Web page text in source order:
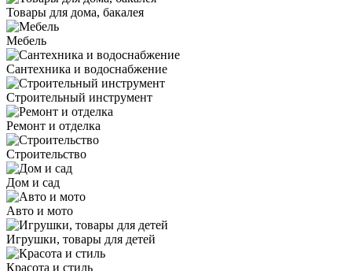
Товары для дома, бакалея
Мебель
Сантехника и водоснабжение
Строительный инструмент
Ремонт и отделка
Строительство
Дом и сад
Авто и мото
Игрушки, товары для детей
Красота и стиль